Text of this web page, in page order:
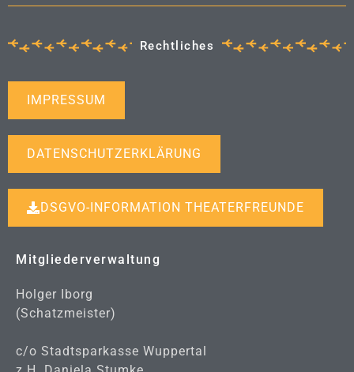
Rechtliches
IMPRESSUM
DATENSCHUTZERKLÄRUNG
DSGVO-INFORMATION THEATERFREUNDE
Mitgliederverwaltung
Holger Iborg
(Schatzmeister)
c/o Stadtsparkasse Wuppertal